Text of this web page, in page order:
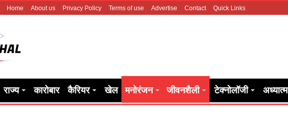
Home About us Privacy Policy Terms of use Advertise Contact Quick Links
राज्य कारोबार कैरियर खेल मनोरंजन जीवनशैली टेक्नोलॉजी अध्यात्म